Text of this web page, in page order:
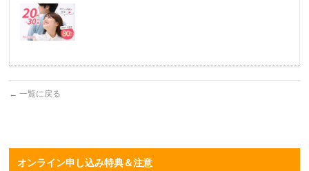
← 一覧に戻る
オンライン申し込み特典＆注意